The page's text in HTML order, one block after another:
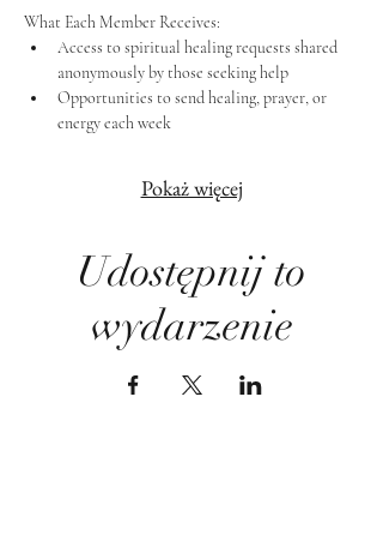
What Each Member Receives:
Access to spiritual healing requests shared
anonymously by those seeking help
Opportunities to send healing, prayer, or
energy each week
Pokaż więcej
Udostępnij to
wydarzenie